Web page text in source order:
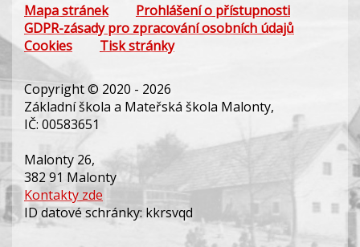
Mapa stránek
Prohlášení o přístupnosti
GDPR-zásady pro zpracování osobních údajů
Cookies
Tisk stránky
Copyright © 2020 - 2026
Základní škola a Mateřská škola Malonty,
IČ: 00583651
Malonty 26,
382 91 Malonty
Kontakty zde
ID datové schránky: kkrsvqd